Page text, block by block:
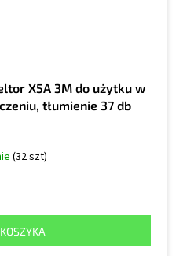
X5A 3M do użytku w
tłumienie 37 db
(32 szt)